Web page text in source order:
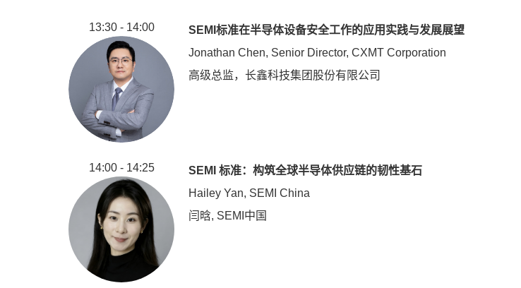
13:30 - 14:00
SEMI标准在半导体设备安全工作的应用实践与发展展望
Jonathan Chen, Senior Director, CXMT Corporation
高级总监，长鑫科技集团股份有限公司
14:00 - 14:25
SEMI 标准：构筑全球半导体供应链的韧性基石
Hailey Yan, SEMI China
闫晗, SEMI中国